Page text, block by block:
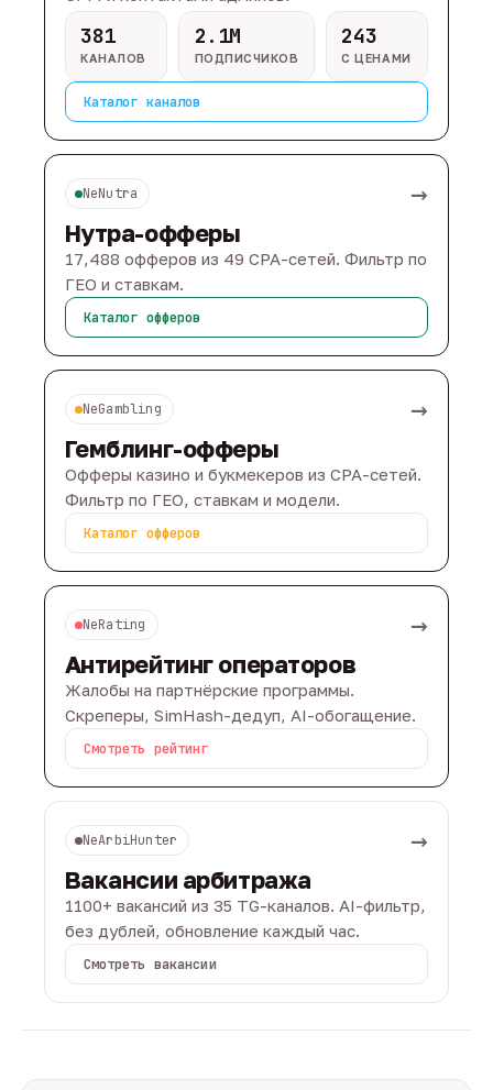
381
КАНАЛОВ
2.1M
ПОДПИСЧИКОВ
243
С ЦЕНАМИ
Каталог каналов
NeNutra →
Нутра-офферы
17,488 офферов из 49 CPA-сетей. Фильтр по
ГЕО и ставкам.
Каталог офферов
NeGambling →
Гемблинг-офферы
Офферы казино и букмекеров из CPA-сетей.
Фильтр по ГЕО, ставкам и модели.
Каталог офферов
NeRating →
Антирейтинг операторов
Жалобы на партнёрские программы.
Скреперы, SimHash-дедуп, AI-обогащение.
Смотреть рейтинг
NeArbiHunter →
Вакансии арбитража
1100+ вакансий из 35 TG-каналов. AI-фильтр,
без дублей, обновление каждый час.
Смотреть вакансии